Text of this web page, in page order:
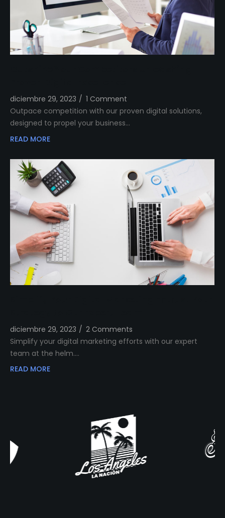
diciembre 29, 2023 / 1 Comment
Outpace competition with our proven digital solutions,
designed to propel your business…
READ MORE
diciembre 29, 2023 / 2 Comments
Simplify your digital marketing efforts with our expert
team at the helm.…
READ MORE